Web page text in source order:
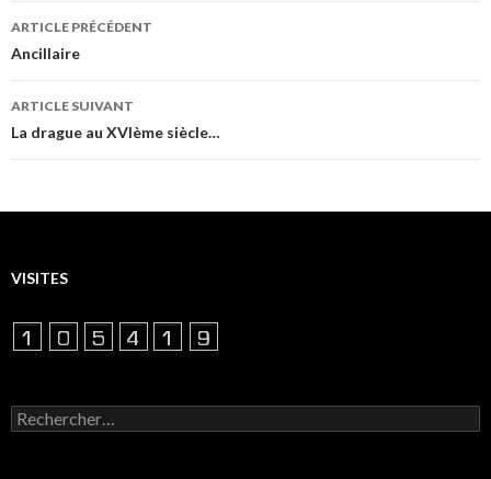
Navigation
des
articles
ARTICLE PRÉCÉDENT
Ancillaire
ARTICLE SUIVANT
La drague au XVIème siècle…
VISITES
Rechercher :